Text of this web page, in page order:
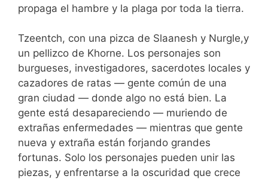
propaga el hambre y la plaga por toda la tierra.
Tzeentch, con una pizca de Slaanesh y Nurgle,y
un pellizco de Khorne. Los personajes son
burgueses, investigadores, sacerdotes locales y
cazadores de ratas — gente común de una
gran ciudad — donde algo no está bien. La
gente está desapareciendo — muriendo de
extrañas enfermedades — mientras que gente
nueva y extraña están forjando grandes
fortunas. Solo los personajes pueden unir las
piezas, y enfrentarse a la oscuridad que crece